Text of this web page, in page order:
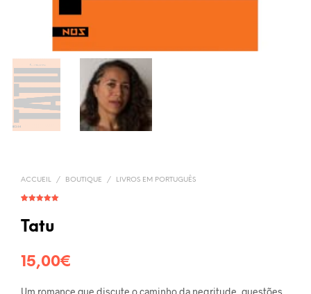
ACCUEIL / BOUTIQUE / LIVROS EM PORTUGUÊS
basé sur
notation
Tatu
15,00€
Um romance que discute o caminho da negritude, questões